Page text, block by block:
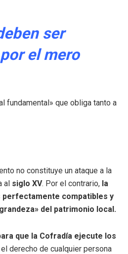
ser
el mero
fundamental» que obliga tanto a
no constituye un ataque a la
al siglo XV. Por el contrario, la
perfectamente compatibles y
del patrimonio local.
que la Cofradía ejecute los
derecho de cualquier persona